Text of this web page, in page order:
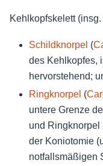
Kehlkopfskelett (insg.
Schildknorpel (
des Kehlkopfes,
hervorstehend;
Ringknorpel (
untere Grenze
und Ringknorpel
der Koniotomie
notfallsmäßigen